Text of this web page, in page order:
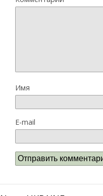
Имя
E-mail